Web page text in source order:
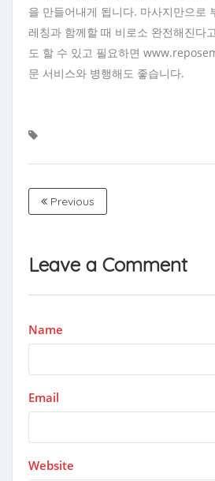
을 만들어내게 됩니다. 마사지만으로
레칭과 함께할 때 비로소 완전해진다
도 할 수 있고 필요하면
문 서비스와 병행해도 좋습니다.
Previous
Leave a Comment
Name
Email
Website